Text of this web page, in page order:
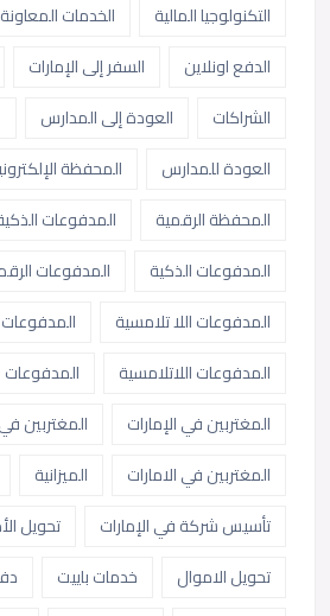
التكنولوجيا المالية
الخدمات المعاونة
الدفع اونلاين
السفر إلى الإمارات
الشراكات
العودة إلى المدارس
العودة للمدارس
المحفظة
المحفظة الرقمية
المدفوعات
المدفوعات الذكية
المدفوعات
المدفوعات اللا تلامسية
المدفوعات
المدفوعات اللاتلامسية
المدفوعات
المغتربين في الإمارات
المغتربين
المغتربين في الامارات
الميزانية
تأسيس شركة في الإمارات
تحويل
تحويل الاموال
خدمات باييت